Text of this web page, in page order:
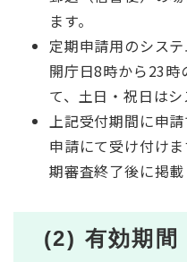
ます。
定期申請用のシス
開庁日8時から23時
て、土日・祝日はシ
上記受付期間に申
申請にて受け付け
期審査終了後に掲載
(2) 有効期間